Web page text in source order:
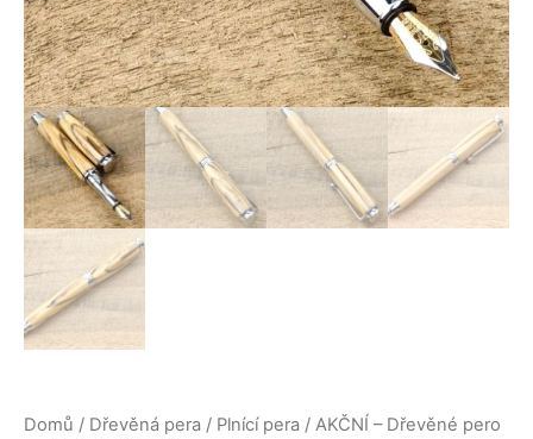
Domů / Dřevěná pera / Plnící pera / AKČNÍ – Dřevěné pero